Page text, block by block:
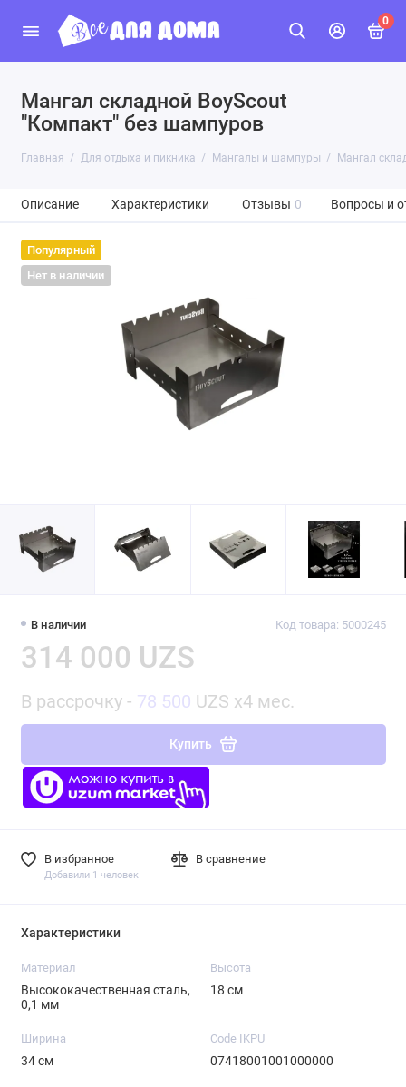
0
Мангал складной BoyScout
"Компакт" без шампуров
Главная Для отдыха и пикника Мангалы и шампуры Мангал
Описание Характеристики Отзывы 0 Вопросы и
Популярный
Нет в наличии
В наличии Код товара: 5000245
314 000 UZS
В рассрочку - 78 500 UZS x4 мес.
Купить
В избранное
Добавили 1 человек
В сравнение
Характеристики
Материал
Высококачественная сталь,
0,1 мм
Высота
18 см
Ширина
34 см
Code IKPU
07418001001000000